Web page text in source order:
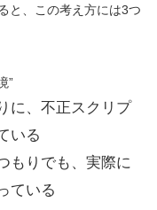
と、この考え方には3つ
”
に、不正スクリプ
いる
もりでも、実際に
ている